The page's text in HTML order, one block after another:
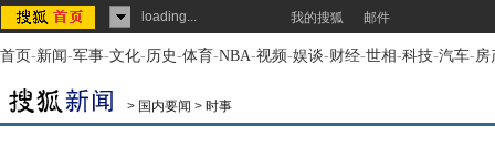
loading... 我的搜狐 邮件
首页-新闻-军事-文化-历史-体育-NBA-视频-娱谈-财经-世相-科技-汽车-房
> 国内要闻 > 时事